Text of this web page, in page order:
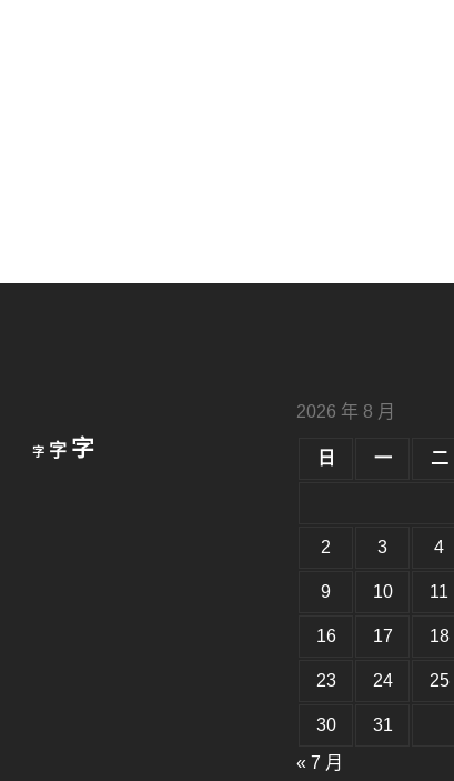
字 小
字重字放
2026 年 8 月
日 一 二
2 3 4
9 10 11
16 17 18
23 24 25
30
31
« 7 月